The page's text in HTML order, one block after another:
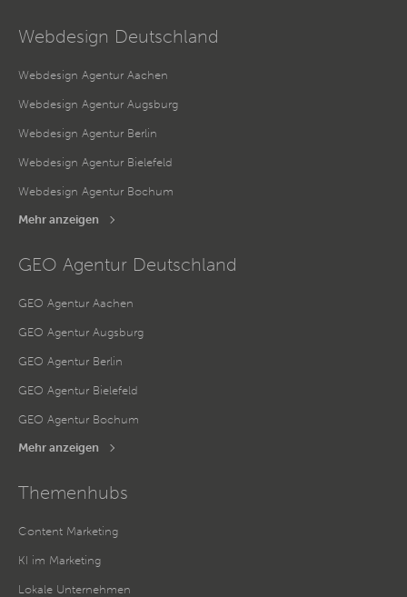
Webdesign Deutschland
Webdesign Agentur Aachen
Webdesign Agentur Augsburg
Webdesign Agentur Berlin
Webdesign Agentur Bielefeld
Webdesign Agentur Bochum
Mehr anzeigen
GEO Agentur Deutschland
GEO Agentur Aachen
GEO Agentur Augsburg
GEO Agentur Berlin
GEO Agentur Bielefeld
GEO Agentur Bochum
Mehr anzeigen
Themenhubs
Content Marketing
KI im Marketing
Lokale Unternehmen